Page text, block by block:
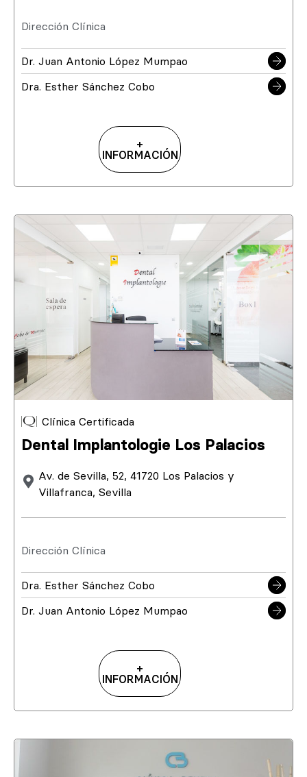
Dirección Clínica
Dr. Juan Antonio López Mumpao
Dra. Esther Sánchez Cobo
+
INFORMACIÓN
Clínica Certificada
Dental Implantologie Los Palacios
Av. de Sevilla, 52, 41720 Los Palacios y
Villafranca, Sevilla
Dirección Clínica
Dra. Esther Sánchez Cobo
Dr. Juan Antonio López Mumpao
+
INFORMACIÓN